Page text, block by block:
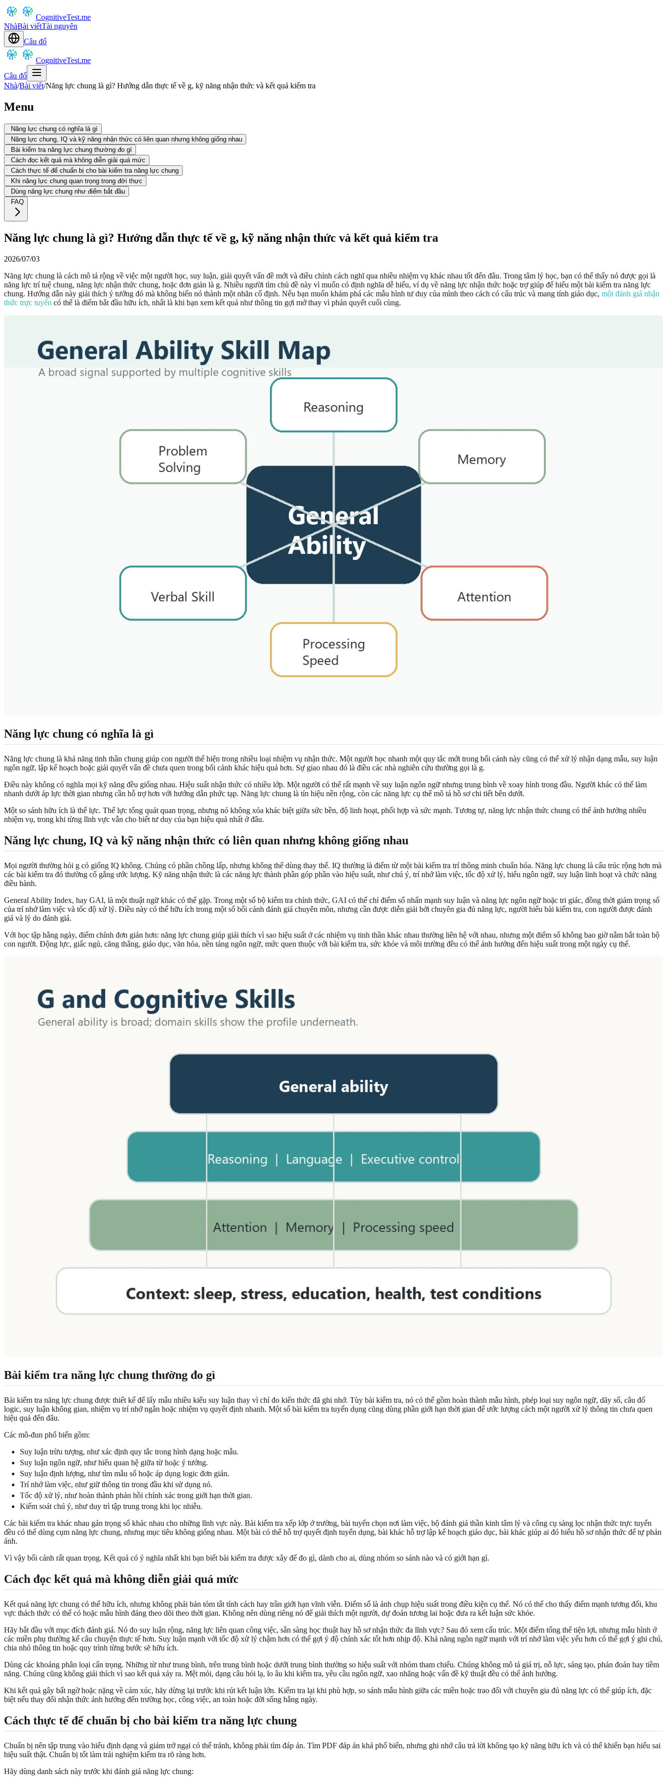
CognitiveTest.me
NhàBài viếtTài nguyên
Câu đố
CognitiveTest.me
Câu đố
Nhà/Bài viết/Năng lực chung là gì? Hướng dẫn thực tế về g, kỹ năng nhận thức và kết quả kiểm tra
Menu
Năng lực chung có nghĩa là gì
Năng lực chung, IQ và kỹ năng nhận thức có liên quan nhưng không giống nhau
Bài kiểm tra năng lực chung thường đo gì
Cách đọc kết quả mà không diễn giải quá mức
Cách thực tế để chuẩn bị cho bài kiểm tra năng lực chung
Khi năng lực chung quan trọng trong đời thực
Dùng năng lực chung như điểm bắt đầu
FAQ
Năng lực chung là gì? Hướng dẫn thực tế về g, kỹ năng nhận thức và kết quả kiểm tra
2026/07/03
Năng lực chung là cách mô tả rộng về việc một người học, suy luận, giải quyết vấn đề mới và điều chỉnh cách nghĩ qua nhiều nhiệm vụ khác nhau tốt đến đâu. Trong tâm lý học, bạn có thể thấy nó được gọi là
năng lực trí tuệ chung, năng lực nhận thức chung, hoặc đơn giản là g. Nhiều người tìm chủ đề này vì muốn có định nghĩa dễ hiểu, ví dụ về năng lực nhận thức hoặc trợ giúp để hiểu một bài kiểm tra năng lực
chung. Hướng dẫn này giải thích ý tưởng đó mà không biến nó thành một nhãn cố định. Nếu bạn muốn khám phá các mẫu hình tư duy của mình theo cách có cấu trúc và mang tính giáo dục, một đánh giá nhận
thức trực tuyến có thể là điểm bắt đầu hữu ích, nhất là khi bạn xem kết quả như thông tin gợi mở thay vì phán quyết cuối cùng.
Năng lực chung có nghĩa là gì
Năng lực chung là khả năng tinh thần chung giúp con người thể hiện trong nhiều loại nhiệm vụ nhận thức. Một người học nhanh một quy tắc mới trong bối cảnh này cũng có thể xử lý nhận dạng mẫu, suy luận
ngôn ngữ, lập kế hoạch hoặc giải quyết vấn đề chưa quen trong bối cảnh khác hiệu quả hơn. Sự giao nhau đó là điều các nhà nghiên cứu thường gọi là g.
Điều này không có nghĩa mọi kỹ năng đều giống nhau. Hiệu suất nhận thức có nhiều lớp. Một người có thể rất mạnh về suy luận ngôn ngữ nhưng trung bình về xoay hình trong đầu. Người khác có thể làm
nhanh dưới áp lực thời gian nhưng cần hỗ trợ hơn với hướng dẫn phức tạp. Năng lực chung là tín hiệu nền rộng, còn các năng lực cụ thể mô tả hồ sơ chi tiết bên dưới.
Một so sánh hữu ích là thể lực. Thể lực tổng quát quan trọng, nhưng nó không xóa khác biệt giữa sức bền, độ linh hoạt, phối hợp và sức mạnh. Tương tự, năng lực nhận thức chung có thể ảnh hưởng nhiều
nhiệm vụ, trong khi từng lĩnh vực vẫn cho biết tư duy của bạn hiệu quả nhất ở đâu.
Năng lực chung, IQ và kỹ năng nhận thức có liên quan nhưng không giống nhau
Mọi người thường hỏi g có giống IQ không. Chúng có phần chồng lấp, nhưng không thể dùng thay thế. IQ thường là điểm từ một bài kiểm tra trí thông minh chuẩn hóa. Năng lực chung là cấu trúc rộng hơn mà
các bài kiểm tra đó thường cố gắng ước lượng. Kỹ năng nhận thức là các năng lực thành phần góp phần vào hiệu suất, như chú ý, trí nhớ làm việc, tốc độ xử lý, hiểu ngôn ngữ, suy luận linh hoạt và chức năng
điều hành.
General Ability Index, hay GAI, là một thuật ngữ khác có thể gặp. Trong một số bộ kiểm tra chính thức, GAI có thể chỉ điểm số nhấn mạnh suy luận và năng lực ngôn ngữ hoặc tri giác, đồng thời giảm trọng số
của trí nhớ làm việc và tốc độ xử lý. Điều này có thể hữu ích trong một số bối cảnh đánh giá chuyên môn, nhưng cần được diễn giải bởi chuyên gia đủ năng lực, người hiểu bài kiểm tra, con người được đánh
giá và lý do đánh giá.
Với học tập hằng ngày, điểm chính đơn giản hơn: năng lực chung giúp giải thích vì sao hiệu suất ở các nhiệm vụ tinh thần khác nhau thường liên hệ với nhau, nhưng một điểm số không bao giờ nắm bắt toàn bộ
con người. Động lực, giấc ngủ, căng thẳng, giáo dục, văn hóa, nền tảng ngôn ngữ, mức quen thuộc với bài kiểm tra, sức khỏe và môi trường đều có thể ảnh hưởng đến hiệu suất trong một ngày cụ thể.
Bài kiểm tra năng lực chung thường đo gì
Bài kiểm tra năng lực chung được thiết kế để lấy mẫu nhiều kiểu suy luận thay vì chỉ đo kiến thức đã ghi nhớ. Tùy bài kiểm tra, nó có thể gồm hoàn thành mẫu hình, phép loại suy ngôn ngữ, dãy số, câu đố
logic, suy luận không gian, nhiệm vụ trí nhớ ngắn hoặc nhiệm vụ quyết định nhanh. Một số bài kiểm tra tuyển dụng cũng dùng phần giới hạn thời gian để ước lượng cách một người xử lý thông tin chưa quen
hiệu quả đến đâu.
Các mô-đun phổ biến gồm:
Suy luận trừu tượng, như xác định quy tắc trong hình dạng hoặc mẫu.
Suy luận ngôn ngữ, như hiểu quan hệ giữa từ hoặc ý tưởng.
Suy luận định lượng, như tìm mẫu số hoặc áp dụng logic đơn giản.
Trí nhớ làm việc, như giữ thông tin trong đầu khi sử dụng nó.
Tốc độ xử lý, như hoàn thành phản hồi chính xác trong giới hạn thời gian.
Kiểm soát chú ý, như duy trì tập trung trong khi lọc nhiễu.
Các bài kiểm tra khác nhau gán trọng số khác nhau cho những lĩnh vực này. Bài kiểm tra xếp lớp ở trường, bài tuyển chọn nơi làm việc, bộ đánh giá thần kinh tâm lý và công cụ sàng lọc nhận thức trực tuyến
đều có thể dùng cụm năng lực chung, nhưng mục tiêu không giống nhau. Một bài có thể hỗ trợ quyết định tuyển dụng, bài khác hỗ trợ lập kế hoạch giáo dục, bài khác giúp ai đó hiểu hồ sơ nhận thức để tự phản
ánh.
Vì vậy bối cảnh rất quan trọng. Kết quả có ý nghĩa nhất khi bạn biết bài kiểm tra được xây để đo gì, dành cho ai, dùng nhóm so sánh nào và có giới hạn gì.
Cách đọc kết quả mà không diễn giải quá mức
Kết quả năng lực chung có thể hữu ích, nhưng không phải bản tóm tắt tính cách hay trần giới hạn vĩnh viễn. Điểm số là ảnh chụp hiệu suất trong điều kiện cụ thể. Nó có thể cho thấy điểm mạnh tương đối, khu
vực thách thức có thể có hoặc mẫu hình đáng theo dõi theo thời gian. Không nên dùng riêng nó để giải thích một người, dự đoán tương lai hoặc đưa ra kết luận sức khỏe.
Hãy bắt đầu với mục đích đánh giá. Nó đo suy luận rộng, năng lực liên quan công việc, sẵn sàng học thuật hay hồ sơ nhận thức đa lĩnh vực? Sau đó xem cấu trúc. Một điểm tổng thể tiện lợi, nhưng mẫu hình ở
các miền phụ thường kể câu chuyện thực tế hơn. Suy luận mạnh với tốc độ xử lý chậm hơn có thể gợi ý độ chính xác tốt hơn nhịp độ. Khả năng ngôn ngữ mạnh với trí nhớ làm việc yếu hơn có thể gợi ý ghi chú,
chia nhỏ thông tin hoặc quy trình từng bước sẽ hữu ích.
Dùng các khoảng phân loại cẩn trọng. Những từ như trung bình, trên trung bình hoặc dưới trung bình thường so hiệu suất với nhóm tham chiếu. Chúng không mô tả giá trị, nỗ lực, sáng tạo, phán đoán hay tiềm
năng. Chúng cũng không giải thích vì sao kết quả xảy ra. Mệt mỏi, dạng câu hỏi lạ, lo âu khi kiểm tra, yêu cầu ngôn ngữ, xao nhãng hoặc vấn đề kỹ thuật đều có thể ảnh hưởng.
Khi kết quả gây bất ngờ hoặc nặng về cảm xúc, hãy dừng lại trước khi rút kết luận lớn. Kiểm tra lại khi phù hợp, so sánh mẫu hình giữa các miền hoặc trao đổi với chuyên gia đủ năng lực có thể giúp ích, đặc
biệt nếu thay đổi nhận thức ảnh hưởng đến trường học, công việc, an toàn hoặc đời sống hằng ngày.
Cách thực tế để chuẩn bị cho bài kiểm tra năng lực chung
Chuẩn bị nên tập trung vào hiểu định dạng và giảm trở ngại có thể tránh, không phải tìm đáp án. Tìm PDF đáp án khá phổ biến, nhưng ghi nhớ câu trả lời không tạo kỹ năng hữu ích và có thể khiến bạn hiểu sai
hiệu suất thật. Chuẩn bị tốt làm trải nghiệm kiểm tra rõ ràng hơn.
Hãy dùng danh sách này trước khi đánh giá năng lực chung: